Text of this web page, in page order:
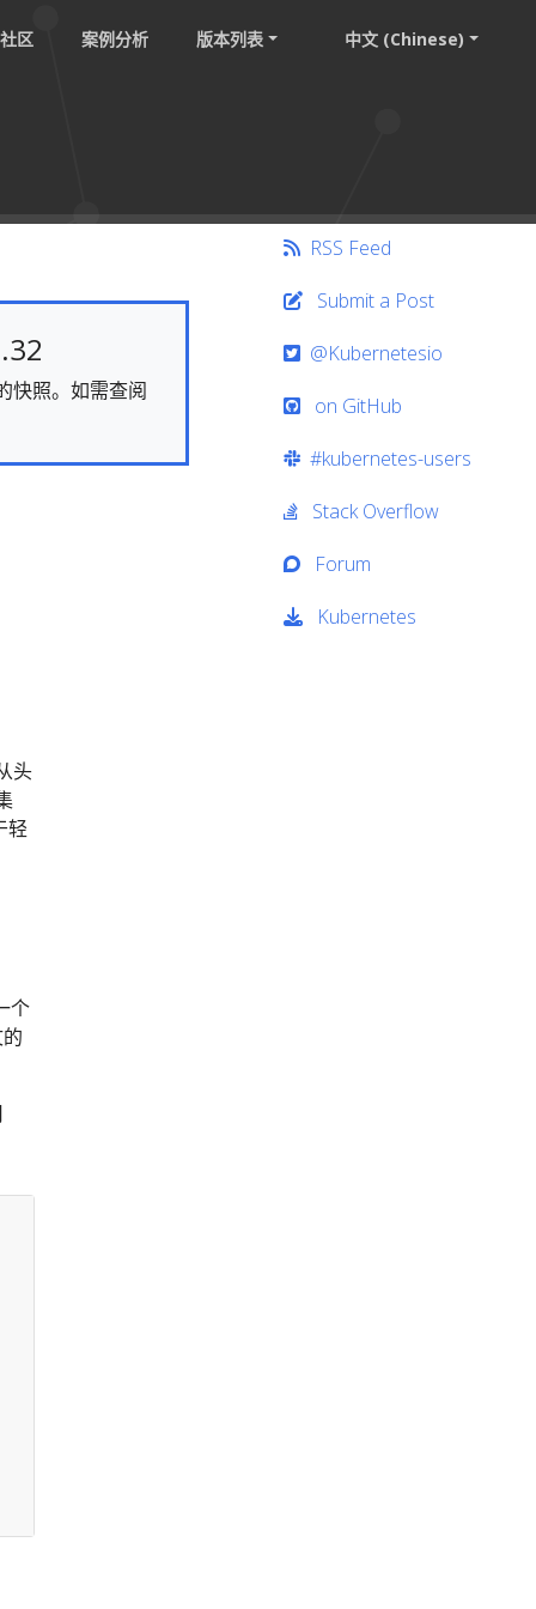
社区 案例分析 版本列表 中文 (Chinese)
快照。如需查阅
头
轻
个
RSS Feed
Submit a Post
@Kubernetesio
on GitHub
#kubernetes-users
Stack Overflow
Forum
Kubernetes